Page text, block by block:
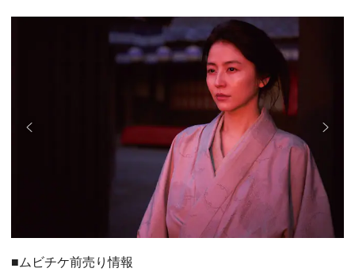
■ムビチケ前売り情報